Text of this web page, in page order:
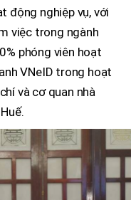
động nghiệp vụ, với
việc trong ngành
phóng viên hoạt
VNeID trong hoạt
và cơ quan nhà